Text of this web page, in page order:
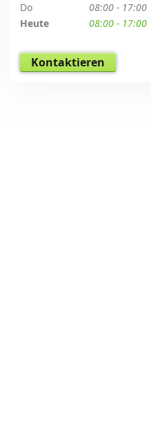
Do
08:00 - 17:00
Heute
08:00 - 17:00
Kontaktieren